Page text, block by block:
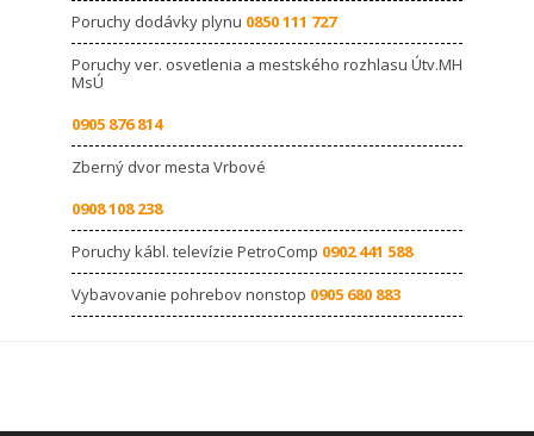
Poruchy dodávky plynu 0850 111 727
Poruchy ver. osvetlenia a mestského rozhlasu Útv.MH
MsÚ
0905 876 814
Zberný dvor mesta Vrbové
0908 108 238
Poruchy kábl. televízie PetroComp 0902 441 588
Vybavovanie pohrebov nonstop 0905 680 883